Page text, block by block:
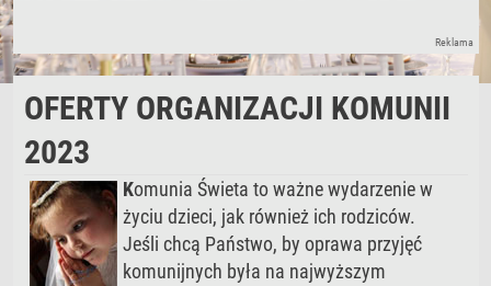
Reklama
OFERTY ORGANIZACJI KOMUNII
2023
Komunia Świeta to ważne wydarzenie w
życiu dzieci, jak również ich rodziców.
Jeśli chcą Państwo, by oprawa przyjęć
komunijnych była na najwyższym